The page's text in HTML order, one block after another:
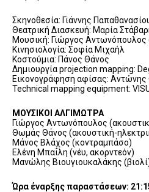
Σκηνοθεσία: Γιάννης
Θεατρική Διασκευή: Μαρία
Μουσική: Γιώργος
Κινησιολογία: Σοφία Μιχαήλ
Κοστούμια: Πάνος Θάνος
Δημιουργία projection mapping:
Εικονογράφηση αφίσας:
Technical mapping equipment:
ΜΟΥΣΙΚΟΙ ΑΛΓΙΜΩΤΡΑ
Γιώργος Αντωνόπουλος
Θωμάς Θάνος (ακουστική-
Μάνος Βλάχος (κοντραμπάσο)
Ελένη Μπαΐλη (νέυ, ακορντεόν)
Μανώλης Βιουγιουκαλάκης
Ώρα έναρξης παραστάσεων: